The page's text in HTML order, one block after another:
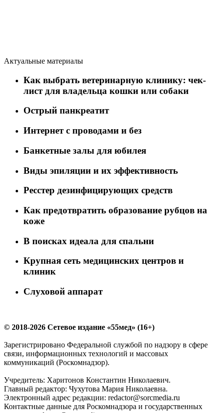
Актуальные материалы
Как выбрать ветеринарную клинику: чек-
лист для владельца кошки или собаки
Острый панкреатит
Интернет с проводами и без
Банкетные залы для юбилея
Виды эпиляции и их эффективность
Ресстер дезинфицирующих средств
Как предотвратить образование рубцов на
коже
В поисках идеала для спальни
Крупная сеть медицинских центров и
клиник
Слуховой аппарат
© 2018-2026 Сетевое издание «55мед» (16+)
Зарегистрировано Федеральной службой по надзору в сфере
связи, информационных технологий и массовых
коммуникаций (Роскомнадзор).
Учредитель: Харитонов Константин Николаевич.
Главный редактор: Чухутова Мария Николаевна.
Электронный адрес редакции: redactor@sorcmedia.ru
Контактные данные для Роскомнадзора и государственных